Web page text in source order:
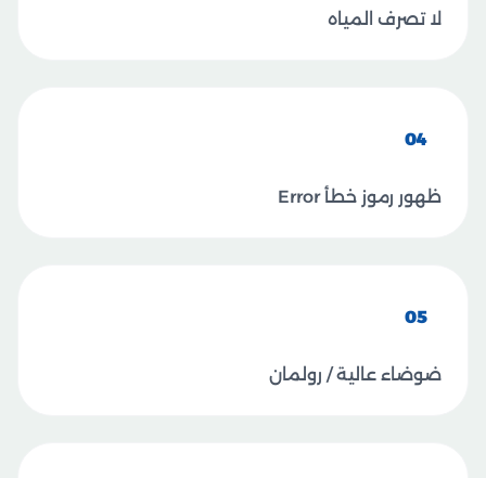
لا تصرف المياه
04
ظهور رموز خطأ Error
05
ضوضاء عالية / رولمان